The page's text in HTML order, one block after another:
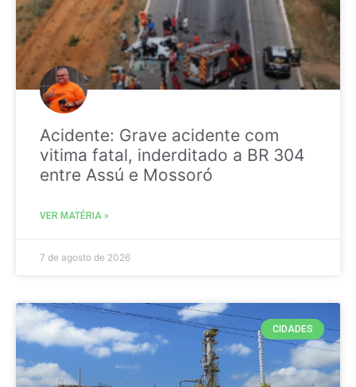
Acidente: Grave acidente com
vitima fatal, inderditado a BR 304
entre Assú e Mossoró
VER MATÉRIA »
7 de agosto de 2026
CIDADES